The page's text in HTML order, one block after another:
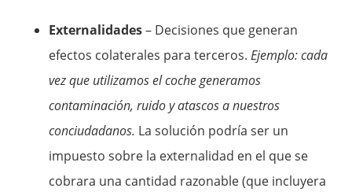
Externalidades– Decisiones que generan
efectos colaterales para terceros.Ejemplo: cada
vez que utilizamos el coche generamos
contaminación, ruido y atascos a nuestros
conciudadanos. La solución podría ser un
impuesto sobre la externalidad en el que se
cobrara una cantidad razonable (que incluyera